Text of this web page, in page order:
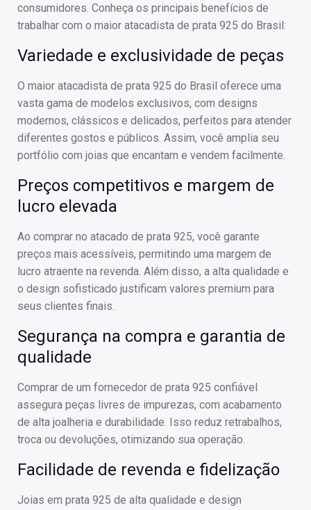
consumidores. Conheça os principais benefícios de
trabalhar com o maior atacadista de prata 925 do Brasil:
Variedade e exclusividade de peças
O maior atacadista de prata 925 do Brasil oferece uma
vasta gama de modelos exclusivos, com designs
modernos, clássicos e delicados, perfeitos para atender
diferentes gostos e públicos. Assim, você amplia seu
portfólio com joias que encantam e vendem facilmente.
Preços competitivos e margem de
lucro elevada
Ao comprar no atacado de prata 925, você garante
preços mais acessíveis, permitindo uma margem de
lucro atraente na revenda. Além disso, a alta qualidade e
o design sofisticado justificam valores premium para
seus clientes finais.
Segurança na compra e garantia de
qualidade
Comprar de um fornecedor de prata 925 confiável
assegura peças livres de impurezas, com acabamento
de alta joalheria e durabilidade. Isso reduz retrabalhos,
troca ou devoluções, otimizando sua operação.
Facilidade de revenda e fidelização
Joias em prata 925 de alta qualidade e design